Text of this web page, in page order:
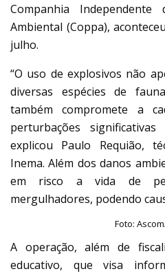
Companhia
Ambiental (Coppa),
julho.
“O uso de explosivos não
diversas espécies de
também compromete a
perturbações
explicou Paulo Requião,
Inema. Além dos danos
em risco a vida de
mergulhadores, podendo
Foto:
A operação, além de
educativo, que visa